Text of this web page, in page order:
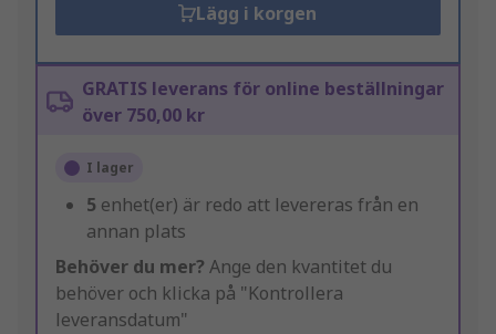
Lägg i korgen
GRATIS leverans för online beställningar
över 750,00 kr
I lager
5 enhet(er) är redo att levereras från en
annan plats
Behöver du mer? Ange den kvantitet du
behöver och klicka på "Kontrollera
leveransdatum"